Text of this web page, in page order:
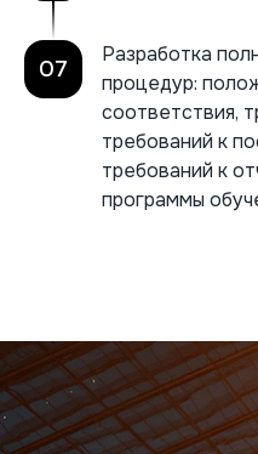
07
Разработка
процедур:
соответствия,
требований к
требований к
программы